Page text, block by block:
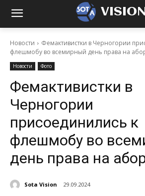
VISION
Новости
Фемактивистки в Черногории
флешмобу во всемирный день права на
Новости Фото
Фемактивистки в
Черногории
присоединились к
флешмобу во
день права на
Sota Vision 29.09.2024